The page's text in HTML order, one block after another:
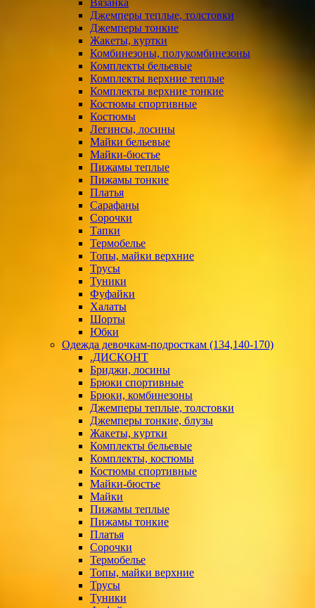
Вязанка
Джемперы теплые, толстовки
Джемперы тонкие
Жакеты, куртки
Комбинезоны, полукомбинезоны
Комплекты бельевые
Комплекты верхние теплые
Комплекты верхние тонкие
Костюмы спортивные
Костюмы
Легинсы, лосины
Майки бельевые
Майки-бюстье
Пижамы теплые
Пижамы тонкие
Платья
Сарафаны
Сорочки
Тапки
Термобелье
Топы, майки верхние
Трусы
Туники
Фуфайки
Халаты
Шорты
Юбки
Одежда девочкам-подросткам (134,140-170)
.ДИСКОНТ
Бриджи, лосины
Брюки спортивные
Брюки, комбинезоны
Джемперы теплые, толстовки
Джемперы тонкие, блузы
Жакеты, куртки
Комплекты бельевые
Комплекты, костюмы
Костюмы спортивные
Майки-бюстье
Майки
Пижамы теплые
Пижамы тонкие
Платья
Сорочки
Термобелье
Топы, майки верхние
Трусы
Туники